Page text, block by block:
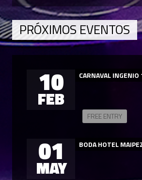
PRÓXIMOS EVENTOS
10
FEB
CARNAVAL INGENIO
FREE ENTRY
01
MAY
BODA HOTEL